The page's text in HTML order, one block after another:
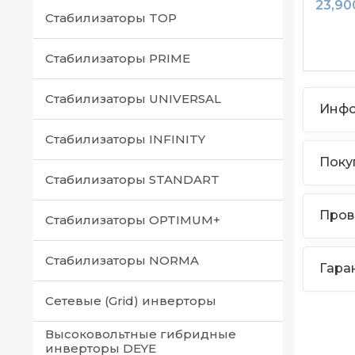
Стабилизаторы TOP
Стабилизаторы PRIME
Стабилизаторы UNIVERSAL
Стабилизаторы INFINITY
Стабилизаторы STANDART
Стабилизаторы OPTIMUM+
Стабилизаторы NORMA
Сетевые (Grid) инверторы
Высоковольтные гибридные
инверторы DEYE
—